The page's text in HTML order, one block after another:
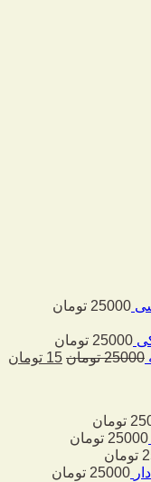
25000 تومان
25000 تومان
25000 تومان 15 تومان
تومان
25000 تومان
تومان
25000 تومان